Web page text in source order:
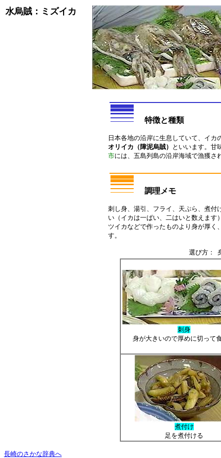
水烏賊：ミズイカ
特徴と種類
日本各地の沿岸に生息していて、イ
オリイカ（障泥烏賊）
といいます。甘
市には、五島列島の沿岸海域で漁獲さ
調理メモ
刺し身、湯引、フライ、天ぷら、煮付
い（イカは一ぱい、二はいと数えます
ツイカなどで作ったものより身が厚く
す。
選び方：
刺身
身が大きいので厚めに切って
煮付け
足を煮付ける
長崎のさかな辞典へ